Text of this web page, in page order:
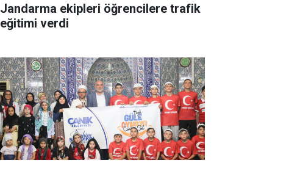
Jandarma ekipleri öğrencilere trafik
eğitimi verdi